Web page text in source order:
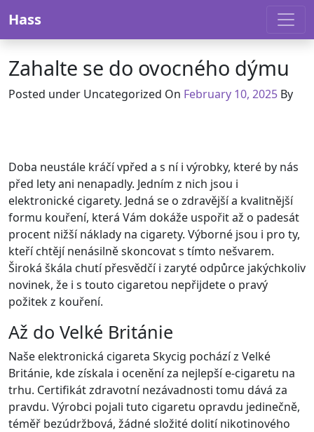
Hass
Zahalte se do ovocného dýmu
Posted under Uncategorized On February 10, 2025 By
Doba neustále kráčí vpřed a s ní i výrobky, které by nás
před lety ani nenapadly. Jedním z nich jsou i
elektronické cigarety. Jedná se o zdravější a kvalitnější
formu kouření, která Vám dokáže uspořit až o padesát
procent nižší náklady na cigarety. Výborné jsou i pro ty,
kteří chtějí nenásilně skoncovat s tímto nešvarem.
Široká škála chutí přesvědčí i zaryté odpůrce jakýchkoliv
novinek, že i s touto cigaretou nepřijdete o pravý
požitek z kouření.
Až do Velké Británie
Naše elektronická cigareta Skycig pochází z Velké
Británie, kde získala i ocenění za nejlepší e-cigaretu na
trhu. Certifikát zdravotní nezávadnosti tomu dává za
pravdu. Výrobci pojali tuto cigaretu opravdu jedinečně,
téměř bezúdržbová, žádné složité dolití nikotinového